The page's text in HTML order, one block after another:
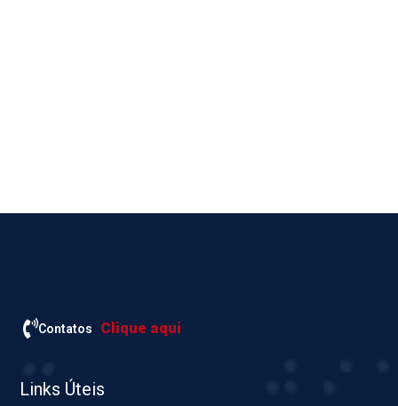
Contatos Clique aqui
Links Úteis